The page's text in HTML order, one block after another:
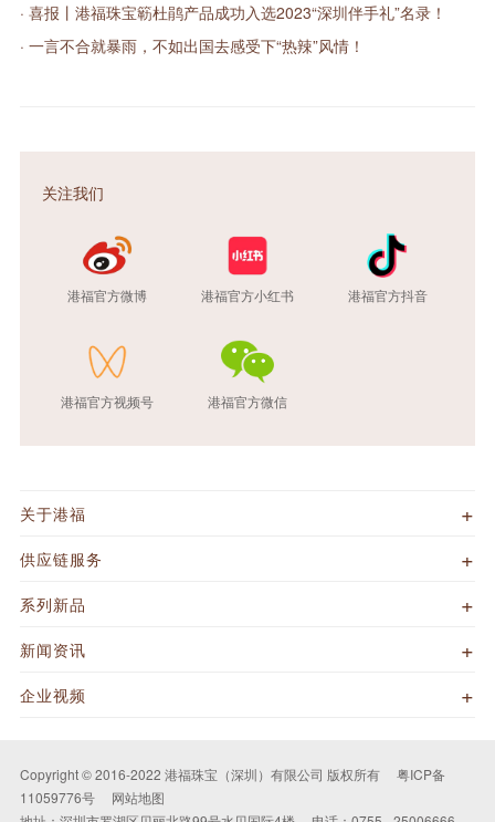
· 喜报丨港福珠宝簕杜鹃产品成功入选2023“深圳伴手礼”名录！
· 一言不合就暴雨，不如出国去感受下“热辣”风情！
关注我们
港福官方微博 港福官方小红书 港福官方抖音
港福官方视频号 港福官方微信
关于港福
供应链服务
系列新品
新闻资讯
企业视频
Copyright © 2016-2022 港福珠宝（深圳）有限公司 版权所有
粤ICP备
11059776号
网站地图